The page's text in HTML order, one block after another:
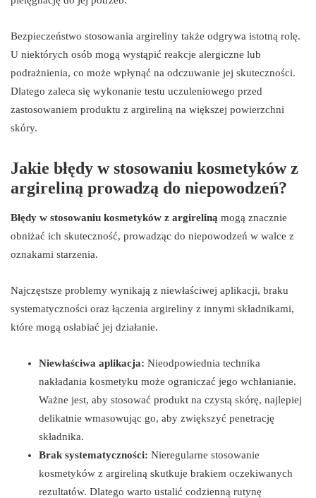
Bezpieczeństwo stosowania argireliny także odgrywa istotną rolę.
U niektórych osób mogą wystąpić reakcje alergiczne lub
podrażnienia, co może wpłynąć na odczuwanie jej skuteczności.
Dlatego zaleca się wykonanie testu uczuleniowego przed
zastosowaniem produktu z argireliną na większej powierzchni
skóry.
Jakie błędy w stosowaniu kosmetyków z
argireliną prowadzą do niepowodzeń?
Błędy w stosowaniu kosmetyków z argireliną mogą znacznie
obniżać ich skuteczność, prowadząc do niepowodzeń w walce z
oznakami starzenia.
Najczęstsze problemy wynikają z niewłaściwej aplikacji, braku
systematyczności oraz łączenia argireliny z innymi składnikami,
które mogą osłabiać jej działanie.
Niewłaściwa aplikacja: Nieodpowiednia technika
nakładania kosmetyku może ograniczać jego wchłanianie.
Ważne jest, aby stosować produkt na czystą skórę, najlepiej
delikatnie wmasowując go, aby zwiększyć penetrację
składnika.
Brak systematyczności: Nieregularne stosowanie
kosmetyków z argireliną skutkuje brakiem oczekiwanych
rezultatów. Dlatego warto ustalić codzienną rutynę